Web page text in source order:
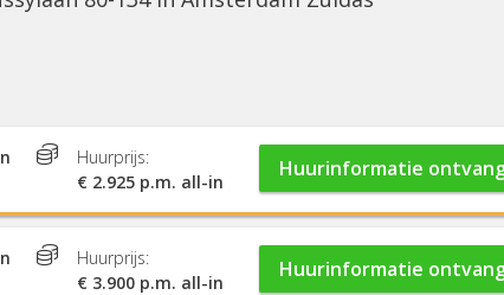
Huurprijs:
€ 2.925 p.m. all-in
Huurinformatie
Huurprijs:
€ 3.900 p.m. all-in
Huurinformatie